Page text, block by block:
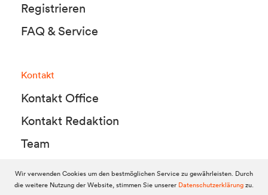
Registrieren
FAQ & Service
Kontakt
Kontakt Office
Kontakt Redaktion
Team
© 2010-2026 Dolomitenstadt.at
Wir verwenden Cookies um den bestmöglichen Service zu gewährleisten. Durch
die weitere Nutzung der Website, stimmen Sie unserer Datenschutzerklärungzu.